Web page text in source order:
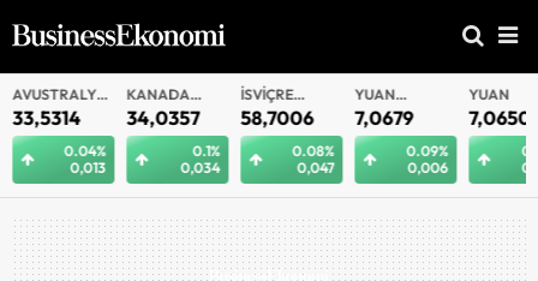
AVUSTRALYA
DOLARI
33,5314
0.04%
0,013
KANADA
DOLARI
34,0357
0.1%
0,034
İSVIÇRE
FRANKI
58,7006
0.08%
0,047
YUAN
OFFSHORE
7,0679
0.09%
0,006
YUAN
7,0650